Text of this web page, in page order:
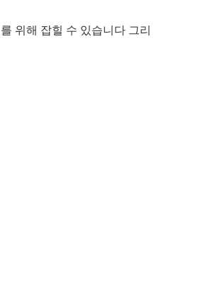
위해 잡힐 수 있습니다 그리